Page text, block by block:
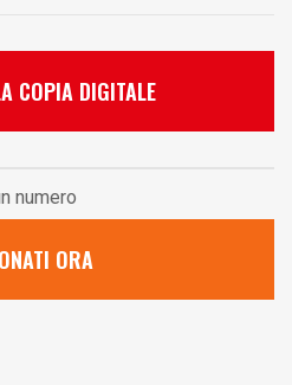
COPIA DIGITALE
numero
ORA